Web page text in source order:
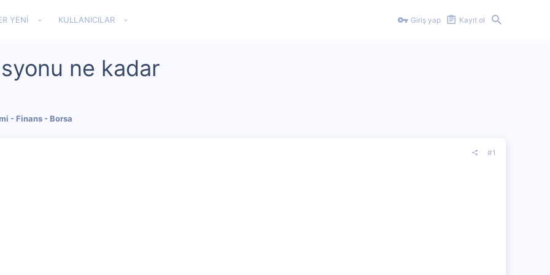
YENI KULLANICILAR Giriş yap Kayıt ol
ne kadar
- Finans - Borsa
#1